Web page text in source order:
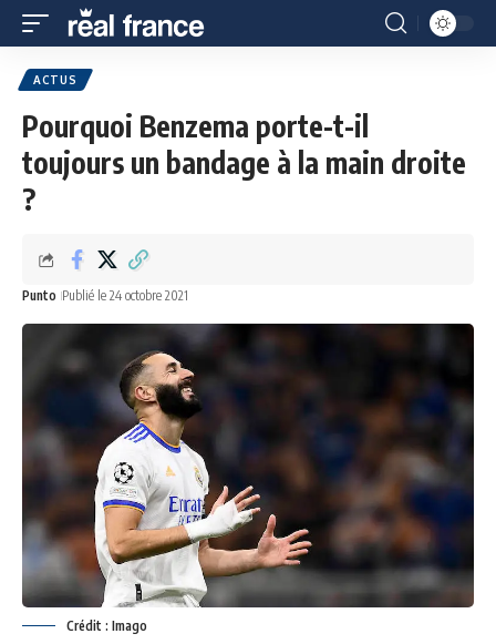
ACTUS
Pourquoi Benzema porte-t-il
toujours un bandage à la main droite
?
Punto Publié le 24 octobre 2021
Crédit : Imago